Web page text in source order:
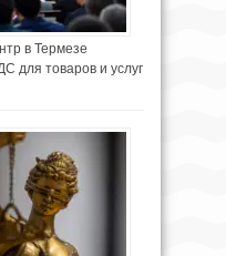
в Термезе
для товаров и услуг